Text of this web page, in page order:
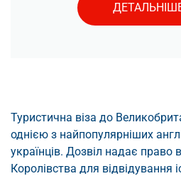
Туристична віза до
однією з найпопулярніших
українців. Дозвіл надає право
Королівства для відвідування